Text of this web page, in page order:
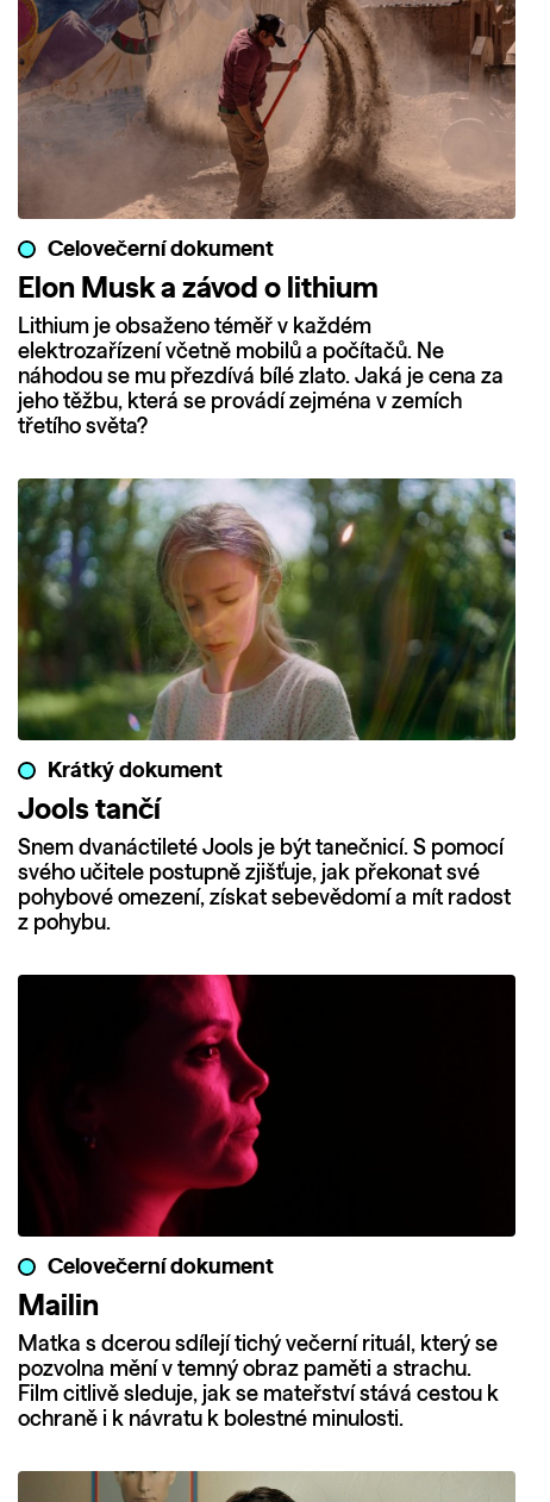
Celovečerní dokument
Elon Musk a závod o lithium
Lithium je obsaženo téměř v každém
elektrozařízení včetně mobilů a počítačů. Ne
náhodou se mu přezdívá bílé zlato. Jaká je cena za
jeho těžbu, která se provádí zejména v zemích
třetího světa?
Krátký dokument
Jools tančí
Snem dvanáctileté Jools je být tanečnicí. S pomocí
svého učitele postupně zjišťuje, jak překonat své
pohybové omezení, získat sebevědomí a mít radost
z pohybu.
Celovečerní dokument
Mailin
Matka s dcerou sdílejí tichý večerní rituál, který se
pozvolna mění v temný obraz paměti a strachu.
Film citlivě sleduje, jak se mateřství stává cestou k
ochraně i k návratu k bolestné minulosti.